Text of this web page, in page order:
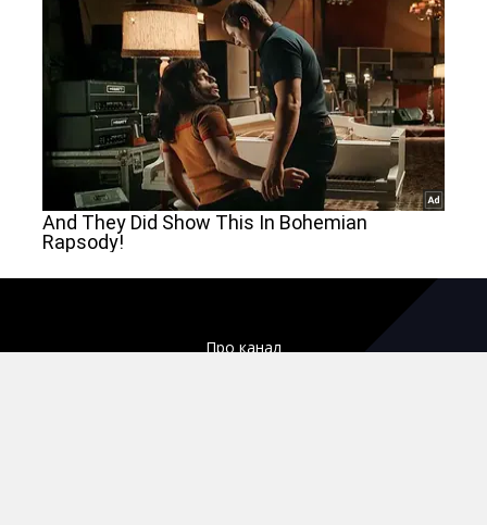
Про канал